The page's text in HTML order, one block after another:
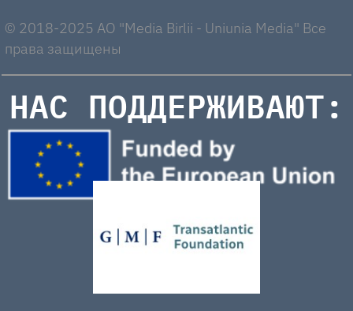
© 2018-2025 AO "Media Birlii - Uniunia Media" Все
права защищены
НАС ПОДДЕРЖИВАЮТ: